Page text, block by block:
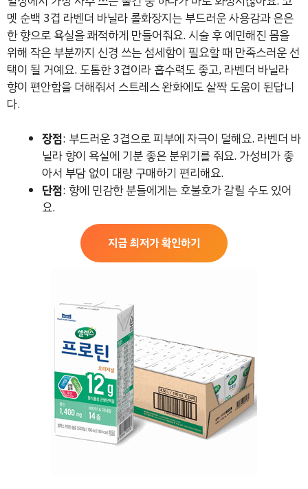
멧 순백 3겹 라벤더 바닐라 롤화장지는 부드러운 사용감과 은은
한 향으로 욕실을 쾌적하게 만들어줘요. 시술 후 예민해진 몸을
위해 작은 부분까지 신경 쓰는 섬세함이 필요할 때 만족스러운 선
택이 될 거예요. 도톰한 3겹이라 흡수력도 좋고, 라벤더 바닐라
향이 편안함을 더해줘서 스트레스 완화에도 살짝 도움이 된답니
다.
장점: 부드러운 3겹으로 피부에 자극이 덜해요. 라벤더 바
닐라 향이 욕실에 기분 좋은 분위기를 줘요. 가성비가 좋
아서 부담 없이 대량 구매하기 편리해요.
단점: 향에 민감한 분들에게는 호불호가 갈릴 수도 있어
요.
지금 최저가 확인하기